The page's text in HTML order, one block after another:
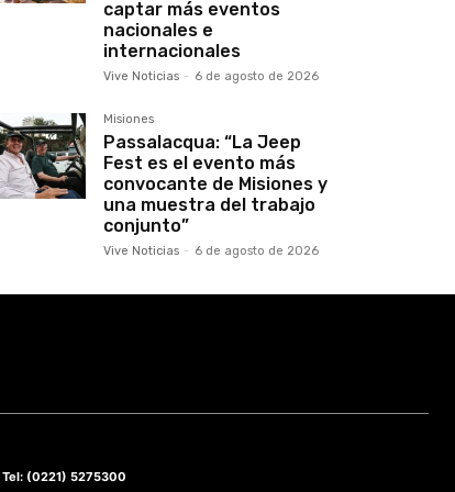
captar más eventos
nacionales e
internacionales
Vive Noticias - 6 de agosto de 2026
Misiones
Passalacqua: “La Jeep
Fest es el evento más
convocante de Misiones y
una muestra del trabajo
conjunto”
Vive Noticias - 6 de agosto de 2026
Tel: (0221) 5275300